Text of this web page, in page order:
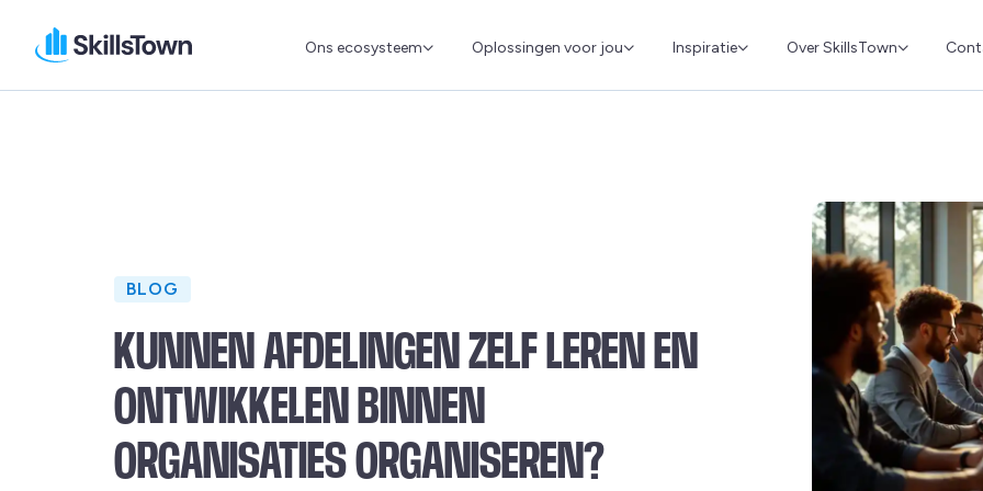
Ons ecosysteem Oplossingen voor jou Inspiratie Over SkillsTown
BLOG
KUNNEN AFDELINGEN ZELF LEREN EN
ONTWIKKELEN BINNEN
ORGANISATIES ORGANISEREN?